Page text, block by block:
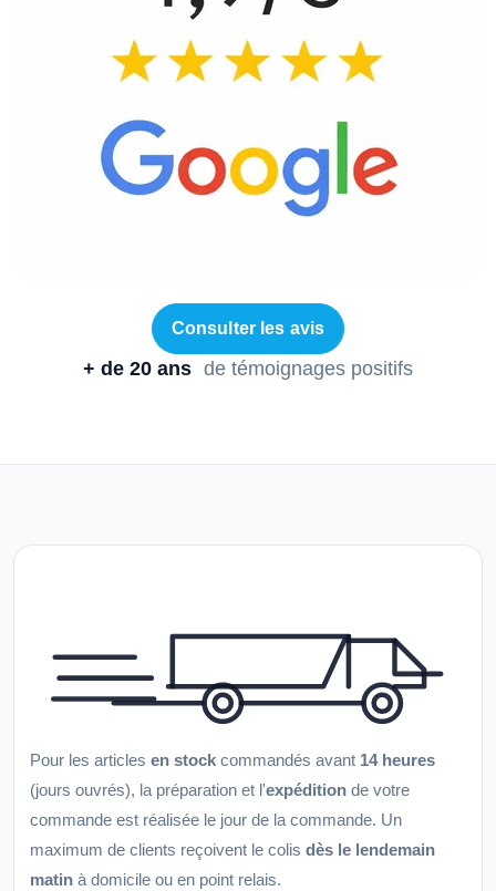
Consulter les avis
+ de 20 ans de témoignages positifs
Pour les articles en stock commandés avant 14 heures
(jours ouvrés), la préparation et l'expédition de votre
commande est réalisée le jour de la commande. Un
maximum de clients reçoivent le colis dès le lendemain
matin à domicile ou en point relais.